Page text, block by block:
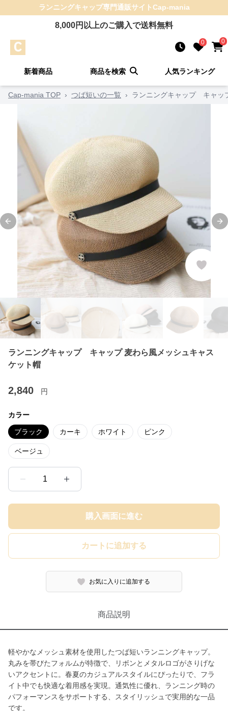
ランニングキャップ専門通販サイトCap-mania
8,000円以上のご購入で送料無料
0 0
新着商品 商品を検索 人気ランキング
Cap-mania TOP › つば短いの一覧 › ランニングキャップ キャッ
Previous slide
ランニングキャップ キャップ 麦わら風メッシュキャス
ケット帽
2,840 円
カラー
ブラック カーキ ホワイト ピンク
ベージュ
1
購入画面に進む
カートに追加する
お気に入りに追加する
商品説明
軽やかなメッシュ素材を使用したつば短いランニングキャップ。
丸みを帯びたフォルムが特徴で、リボンとメタルロゴがさりげな
いアクセントに。春夏のカジュアルスタイルにぴったりで、フラ
イト中でも快適な着用感を実現。通気性に優れ、ランニング時の
パフォーマンスをサポートする、スタイリッシュで実用的な一品
です。